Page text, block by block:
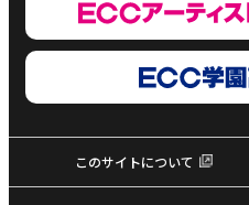
このサイトについて